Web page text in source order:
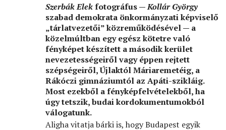
Szerbák Elekfotográfus —Kollár György
szabad demokrata önkormányzati képviselő
„tárlatvezetői” közreműködésével — a
közelmúltban egy egész kötetre való
fényképet készített a második kerület
nevezetességeiről vagy éppen rejtett
szépségeiről, Újlaktól Máriaremetéig, a
Rákóczi gimnáziumtól az Apáti-szikláig.
Most ezekből a fényképfelvételekből, ha
úgy tetszik, budai kordokumentumokból
válogatunk.
Aligha vitatja bárki is, hogy Budapest egyik